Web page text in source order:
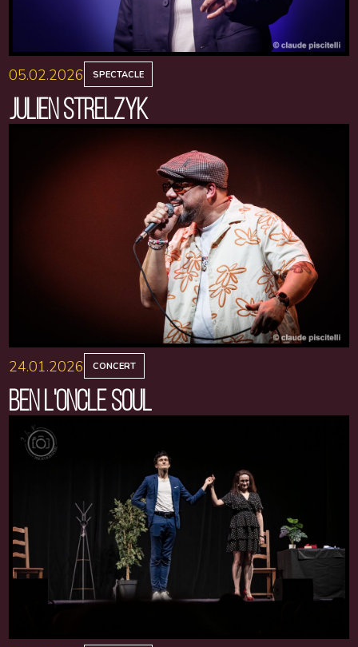
05.02.2026 SPECTACLE
JULIEN STRELZYK
24.01.2026 CONCERT
BEN L'ONCLE SOUL